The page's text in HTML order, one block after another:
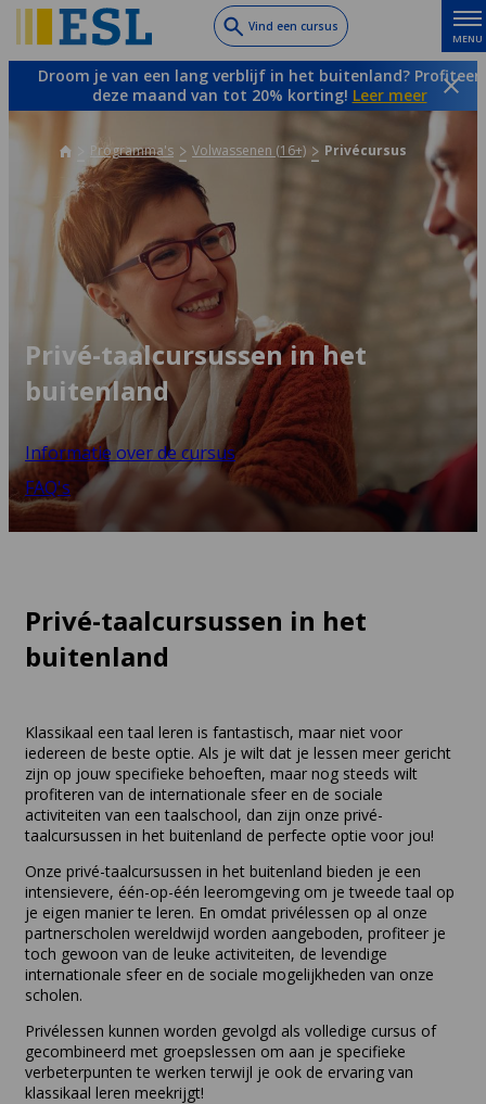
to
main
Vind een cursus
MENU
Droom je van een lang verblijf in het buitenland? Profiteer
deze maand van tot 20% korting! Leer meer
Programma's Volwassenen (16+) Privécursus
Privé-taalcursussen in het
buitenland
Informatie over de cursus
FAQ's
Privé-taalcursussen in het
buitenland
Klassikaal een taal leren is fantastisch, maar niet voor
iedereen de beste optie. Als je wilt dat je lessen meer gericht
zijn op jouw specifieke behoeften, maar nog steeds wilt
profiteren van de internationale sfeer en de sociale
activiteiten van een taalschool, dan zijn onze privé-
taalcursussen in het buitenland de perfecte optie voor jou!
Onze privé-taalcursussen in het buitenland bieden je een
intensievere, één-op-één leeromgeving om je tweede taal op
je eigen manier te leren. En omdat privélessen op al onze
partnerscholen wereldwijd worden aangeboden, profiteer je
toch gewoon van de leuke activiteiten, de levendige
internationale sfeer en de sociale mogelijkheden van onze
scholen.
Privélessen kunnen worden gevolgd als volledige cursus of
gecombineerd met groepslessen om aan je specifieke
verbeterpunten te werken terwijl je ook de ervaring van
klassikaal leren meekrijgt!